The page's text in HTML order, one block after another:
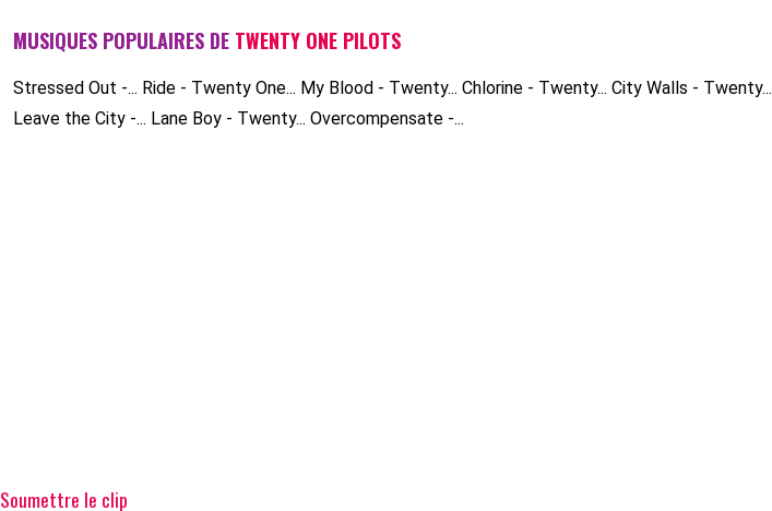
MUSIQUES POPULAIRES DE TWENTY ONE PILOTS
Stressed Out -... Ride - Twenty One... My Blood - Twenty... Chlorine - Twenty... City Walls - Twenty...
Leave the City -... Lane Boy - Twenty... Overcompensate -...
Soumettre le clip